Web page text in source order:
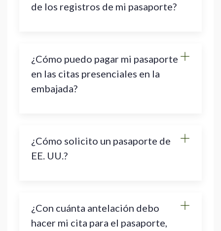
de los registros de mi pasaporte?
¿Cómo puedo pagar mi pasaporte
en las citas presenciales en la
embajada?
¿Cómo solicito un pasaporte de
EE. UU.?
¿Con cuánta antelación debo
hacer mi cita para el pasaporte,